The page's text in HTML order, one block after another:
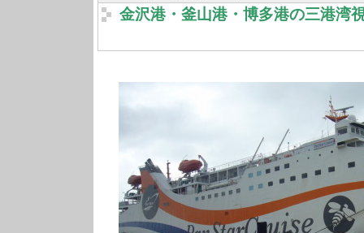
金沢港・釜山港・博多港の三港湾